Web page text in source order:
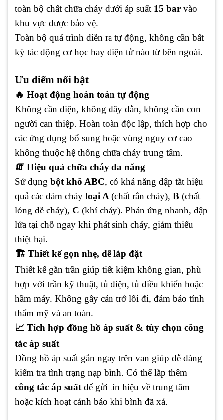
toàn bộ chất chữa cháy dưới áp suất 15 bar vào
khu vực được bảo vệ.
Toàn bộ quá trình diễn ra tự động, không cần bất
kỳ tác động cơ học hay điện tử nào từ bên ngoài.
Ưu điểm nổi bật
🔥 Hoạt động hoàn toàn tự động
Không cần điện, không dây dẫn, không cần con
người can thiệp. Hoàn toàn độc lập, thích hợp cho
các ứng dụng bổ sung hoặc vùng nguy cơ cao
không thuộc hệ thống chữa cháy trung tâm.
🧯 Hiệu quả chữa cháy đa năng
Sử dụng bột khô ABC, có khả năng dập tắt hiệu
quả các đám cháy loại A (chất rắn cháy), B (chất
lỏng dễ cháy), C (khí cháy). Phản ứng nhanh, dập
lửa tại chỗ ngay khi phát sinh cháy, giảm thiểu
thiệt hại.
🏗️ Thiết kế gọn nhẹ, dễ lắp đặt
Thiết kế gắn trần giúp tiết kiệm không gian, phù
hợp với trần kỹ thuật, tủ điện, tủ điều khiển hoặc
hầm máy. Không gây cản trở lối đi, đảm bảo tính
thẩm mỹ và an toàn.
📈 Tích hợp đồng hồ áp suất & tùy chọn công
tắc áp suất
Đồng hồ áp suất gắn ngay trên van giúp dễ dàng
kiểm tra tình trạng nạp bình. Có thể lắp thêm
công tắc áp suất để gửi tín hiệu về trung tâm
hoặc kích hoạt cảnh báo khi bình đã xả.